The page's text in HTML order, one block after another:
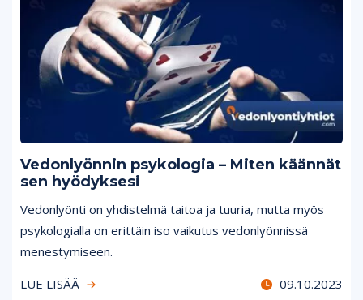
Vedonlyönnin psykologia – Miten käännät
sen hyödyksesi
Vedonlyönti on yhdistelmä taitoa ja tuuria, mutta myös
psykologialla on erittäin iso vaikutus vedonlyönnissä
menestymiseen.
LUE LISÄÄ
09.10.2023